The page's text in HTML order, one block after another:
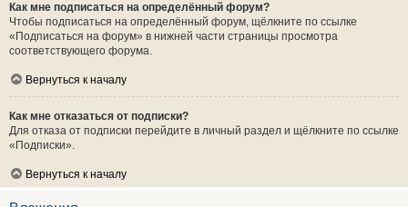
Как мне подписаться на определённый форум?
Чтобы подписаться на определённый форум, щёлкните по ссылке
«Подписаться на форум» в нижней части страницы просмотра
соответствующего форума.
Вернуться к началу
Как мне отказаться от подписки?
Для отказа от подписки перейдите в личный раздел и щёлкните по ссылке
«Подписки».
Вернуться к началу